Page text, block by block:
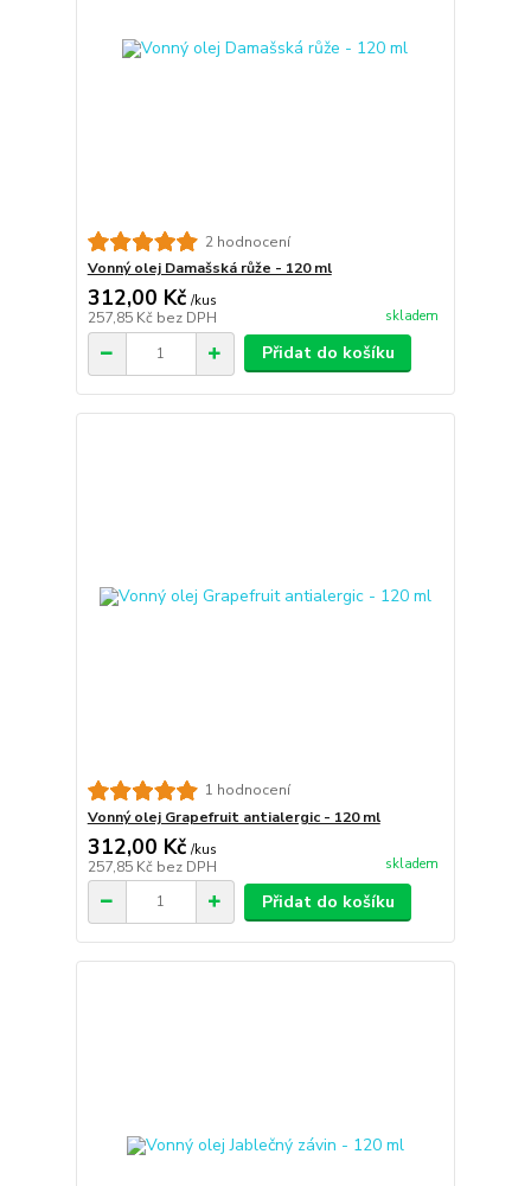
2 hodnocení
Vonný olej Damašská růže - 120 ml
312,00 Kč /kus
257,85 Kč bez DPH skladem
Přidat do košíku
1 hodnocení
Vonný olej Grapefruit antialergic - 120 ml
312,00 Kč /kus
257,85 Kč bez DPH skladem
Přidat do košíku